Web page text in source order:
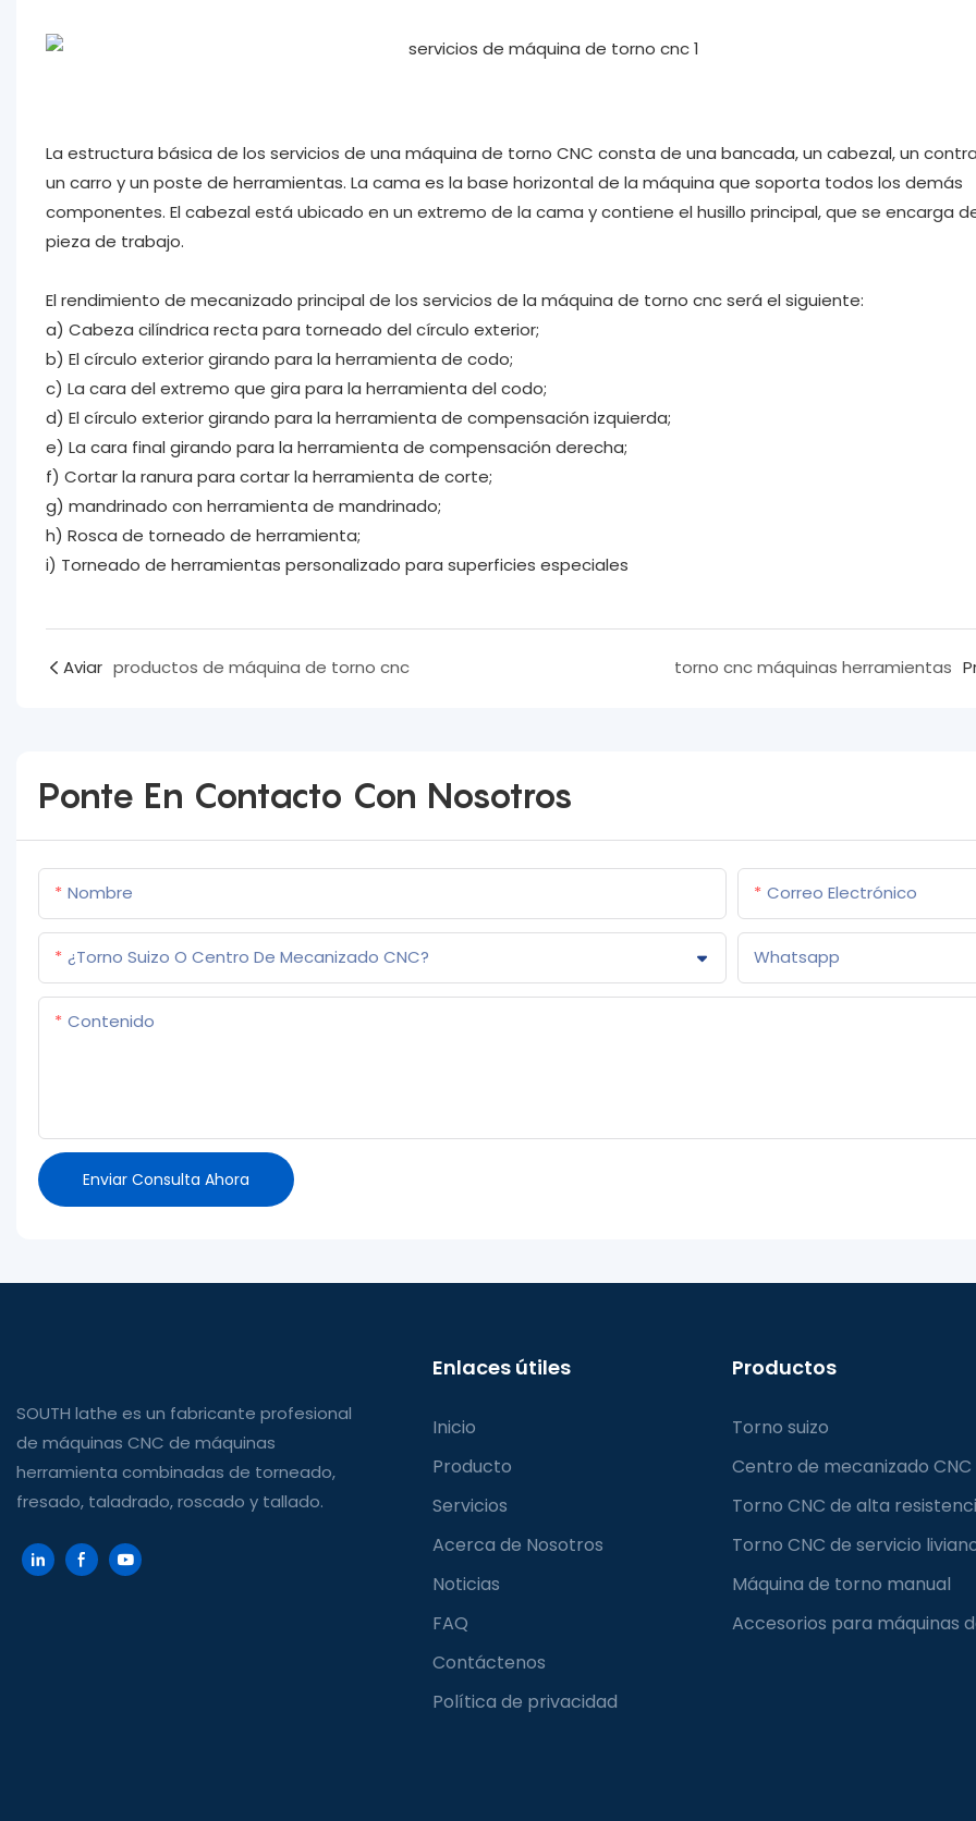
La estructura básica de los servicios de una máquina de torno CNC consta de una bancada, un cabezal, un
un carro y un poste de herramientas. La cama es la base horizontal de la máquina que soporta todos los demás
componentes. El cabezal está ubicado en un extremo de la cama y contiene el husillo principal, que se encarga
pieza de trabajo.
El rendimiento de mecanizado principal de los servicios de la máquina de torno cnc será el siguiente:
a) Cabeza cilíndrica recta para torneado del círculo exterior;
b) El círculo exterior girando para la herramienta de codo;
c) La cara del extremo que gira para la herramienta del codo;
d) El círculo exterior girando para la herramienta de compensación izquierda;
e) La cara final girando para la herramienta de compensación derecha;
f) Cortar la ranura para cortar la herramienta de corte;
g) mandrinado con herramienta de mandrinado;
h) Rosca de torneado de herramienta;
i) Torneado de herramientas personalizado para superficies especiales
Aviar productos de máquina de torno cnc torno cnc máquinas herramientas
Ponte En Contacto Con Nosotros
Nombre Correo Electrónico
¿Torno Suizo O Centro De Mecanizado CNC? Whatsapp
Contenido
Enviar Consulta Ahora
SOUTH lathe es un fabricante profesional
de máquinas CNC de máquinas
herramienta combinadas de torneado,
fresado, taladrado, roscado y tallado.
Enlaces útiles
Inicio
Producto
Servicios
Acerca de Nosotros
Noticias
FAQ
Contáctenos
Política de privacidad
Productos
Torno suizo
Centro de mecanizado CNC
Torno CNC de alta
Torno CNC de servicio
Máquina de torno manual
Accesorios para máquinas